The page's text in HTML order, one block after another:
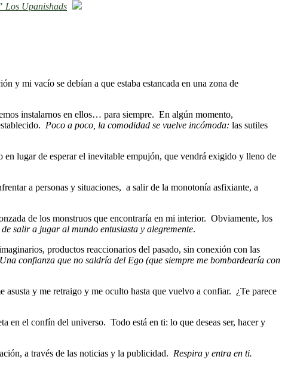
Los Upanishads
y mi vacío se debían a que estaba estancada en una zona de
instalarnos en ellos… para siempre. En algún momento,
Poco a poco, la comodidad se vuelve incómoda: las sutiles
lugar de esperar el inevitable empujón, que vendrá exigido y lleno de
a personas y situaciones, a salir de la monotonía asfixiante, a
de los monstruos que encontraría en mi interior. Obviamente, los
salir a jugar al mundo entusiasta y alegremente.
productos reaccionarios del pasado, sin conexión con las
Una confianza que no saldría del Ego (que siempre me bombardearía con
y me retraigo y me oculto hasta que vuelvo a confiar. ¿Te parece
en el confín del universo. Todo está en ti: lo que deseas ser, hacer y
a través de las noticias y la publicidad. Respira y entra en ti.